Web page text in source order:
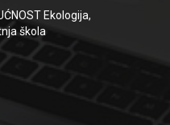
Ekologija,
škola